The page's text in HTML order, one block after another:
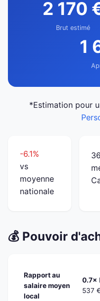
2 170
Brut estimé
1
*Estimation pour
-6.1%
vs
moyenne
nationale
💰 Pouvoir
Rapport au
salaire moyen
local
0.7×
537